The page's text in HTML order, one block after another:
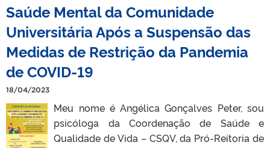
Saúde Mental da Comunidade
Universitária Após a Suspensão das
Medidas de Restrição da Pandemia
de COVID-19
18/04/2023
Meu nome é Angélica Gonçalves Peter, sou
psicóloga da Coordenação de Saúde e
Qualidade de Vida – CSQV, da Pró-Reitoria de